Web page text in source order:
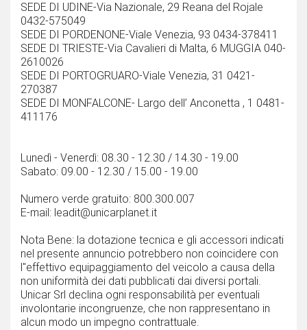
SEDE DI UDINE-Via Nazionale, 29 Reana del Rojale
0432-575049
SEDE DI PORDENONE-Viale Venezia, 93 0434-378411
SEDE DI TRIESTE-Via Cavalieri di Malta, 6 MUGGIA 040-
2610026
SEDE DI PORTOGRUARO-Viale Venezia, 31 0421-
270387
SEDE DI MONFALCONE- Largo dell’ Anconetta , 1 0481-
411176
Lunedì - Venerdì: 08.30 - 12.30 / 14.30 - 19.00
Sabato: 09.00 - 12.30 / 15.00 - 19.00
Numero verde gratuito: 800.300.007
E-mail: leadit@unicarplanet.it
Nota Bene: la dotazione tecnica e gli accessori indicati
nel presente annuncio potrebbero non coincidere con
l''effettivo equipaggiamento del veicolo a causa della
non uniformità dei dati pubblicati dai diversi portali.
Unicar Srl declina ogni responsabilità per eventuali
involontarie incongruenze, che non rappresentano in
alcun modo un impegno contrattuale.